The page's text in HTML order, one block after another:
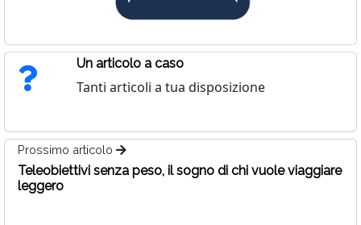
Un articolo a caso
Tanti articoli a tua disposizione
Prossimo articolo
Teleobiettivi senza peso, il sogno di chi vuole viaggiare
leggero